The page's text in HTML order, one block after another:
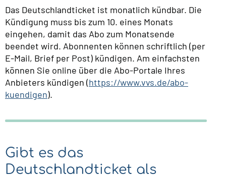
Das Deutschlandticket ist monatlich kündbar. Die
Kündigung muss bis zum 10. eines Monats
eingehen, damit das Abo zum Monatsende
beendet wird. Abonnenten können schriftlich (per
E-Mail, Brief per Post) kündigen. Am einfachsten
können Sie online über die Abo-Portale Ihres
Anbieters kündigen (https://www.vvs.de/abo-
kuendigen).
Gibt es das
Deutschlandticket als